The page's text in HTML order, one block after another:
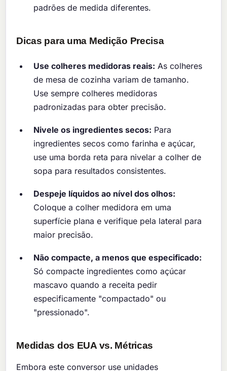
padrões de medida diferentes.
Dicas para uma Medição Precisa
Use colheres medidoras reais: As colheres
de mesa de cozinha variam de tamanho.
Use sempre colheres medidoras
padronizadas para obter precisão.
Nivele os ingredientes secos: Para
ingredientes secos como farinha e açúcar,
use uma borda reta para nivelar a colher de
sopa para resultados consistentes.
Despeje líquidos ao nível dos olhos:
Coloque a colher medidora em uma
superfície plana e verifique pela lateral para
maior precisão.
Não compacte, a menos que especificado:
Só compacte ingredientes como açúcar
mascavo quando a receita pedir
especificamente "compactado" ou
"pressionado".
Medidas dos EUA vs. Métricas
Embora este conversor use unidades